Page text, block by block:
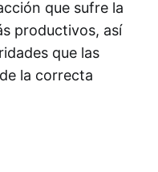
que sufre la
productivos, así
que las
la correcta